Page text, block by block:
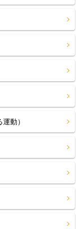
動）